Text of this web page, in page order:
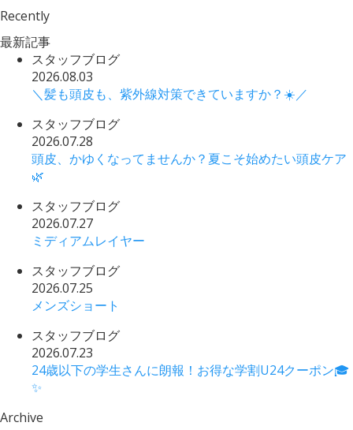
Recently
最新記事
スタッフブログ
2026.08.03
＼髪も頭皮も、紫外線対策できていますか？☀️／
スタッフブログ
2026.07.28
頭皮、かゆくなってませんか？夏こそ始めたい頭皮ケア
🌿
スタッフブログ
2026.07.27
ミディアムレイヤー
スタッフブログ
2026.07.25
メンズショート
スタッフブログ
2026.07.23
24歳以下の学生さんに朗報！お得な学割U24クーポン🎓
✨
Archive